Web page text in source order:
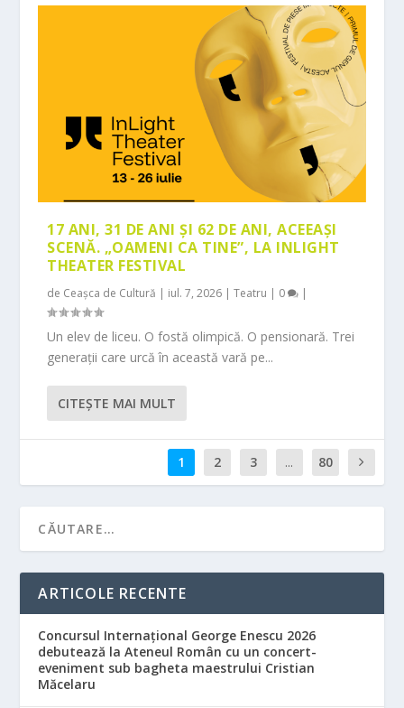
17 ANI, 31 DE ANI ȘI 62 DE ANI, ACEEAȘI
SCENĂ. „OAMENI CA TINE”, LA INLIGHT
THEATER FESTIVAL
de Ceașca de Cultură | iul. 7, 2026 |Teatru | 0 |
Un elev de liceu. O fostă olimpică. O pensionară. Trei
generații care urcă în această vară pe...
CITEŞTE MAI MULT
1 2 3 ... 80
ARTICOLE RECENTE
Concursul Internațional George Enescu 2026
debutează la Ateneul Român cu un concert-
eveniment sub bagheta maestrului Cristian
Măcelaru